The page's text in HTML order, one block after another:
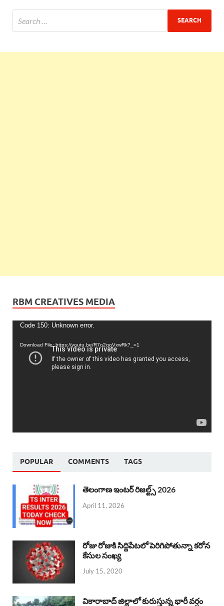
RBM CREATIVES MEDIA
Video
Code 150: Unknown error.
Download File: https://youtu.be/R7o2qoVxwRk?_=1
POPULAR COMMENTS TAGS
తెలంగాణ ఇంటర్ రిజల్ట్స్ 2026
April 11, 2026
రోజు రోజుకి సిద్దిపేటలో పెరిగిపోతున్నా కరోన
కేసుల సంఖ్య
July 15, 2020
వికారాబాద్ జిల్లాలో కురుస్తున్న భారీ వర్షం